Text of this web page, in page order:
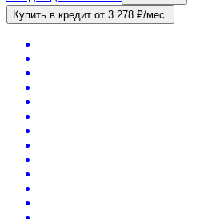
Купить в кредит от 3 278 ₽/мес.